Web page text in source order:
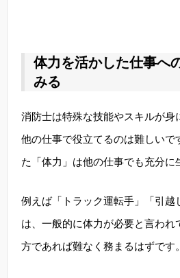
体力を活かした仕事へ
みる
消防士は特殊な技能やスキルが身
他の仕事で役立てるのは難しいで
た「体力」は他の仕事でも充分に
例えば「トラック運転手」「引越
は、一般的に体力が必要と言われ
方であれば難なく務まるはずです。